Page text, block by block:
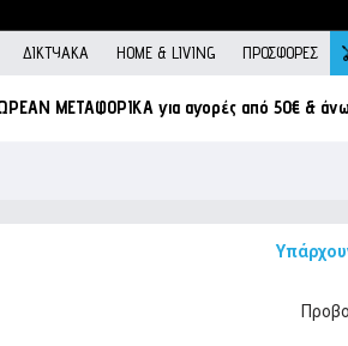
ΔΙΚΤΥΑΚΆ HOME & LIVING ΠΡΟΣΦΟΡΕΣ
ΜΕΤΑΦΟΡΙΚΑ για αγορές από 50€ &